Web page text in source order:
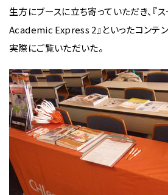
生方にブースに立ち寄っていただき、『
Academic Express 2』といったコンテ
実際にご覧いただいた。